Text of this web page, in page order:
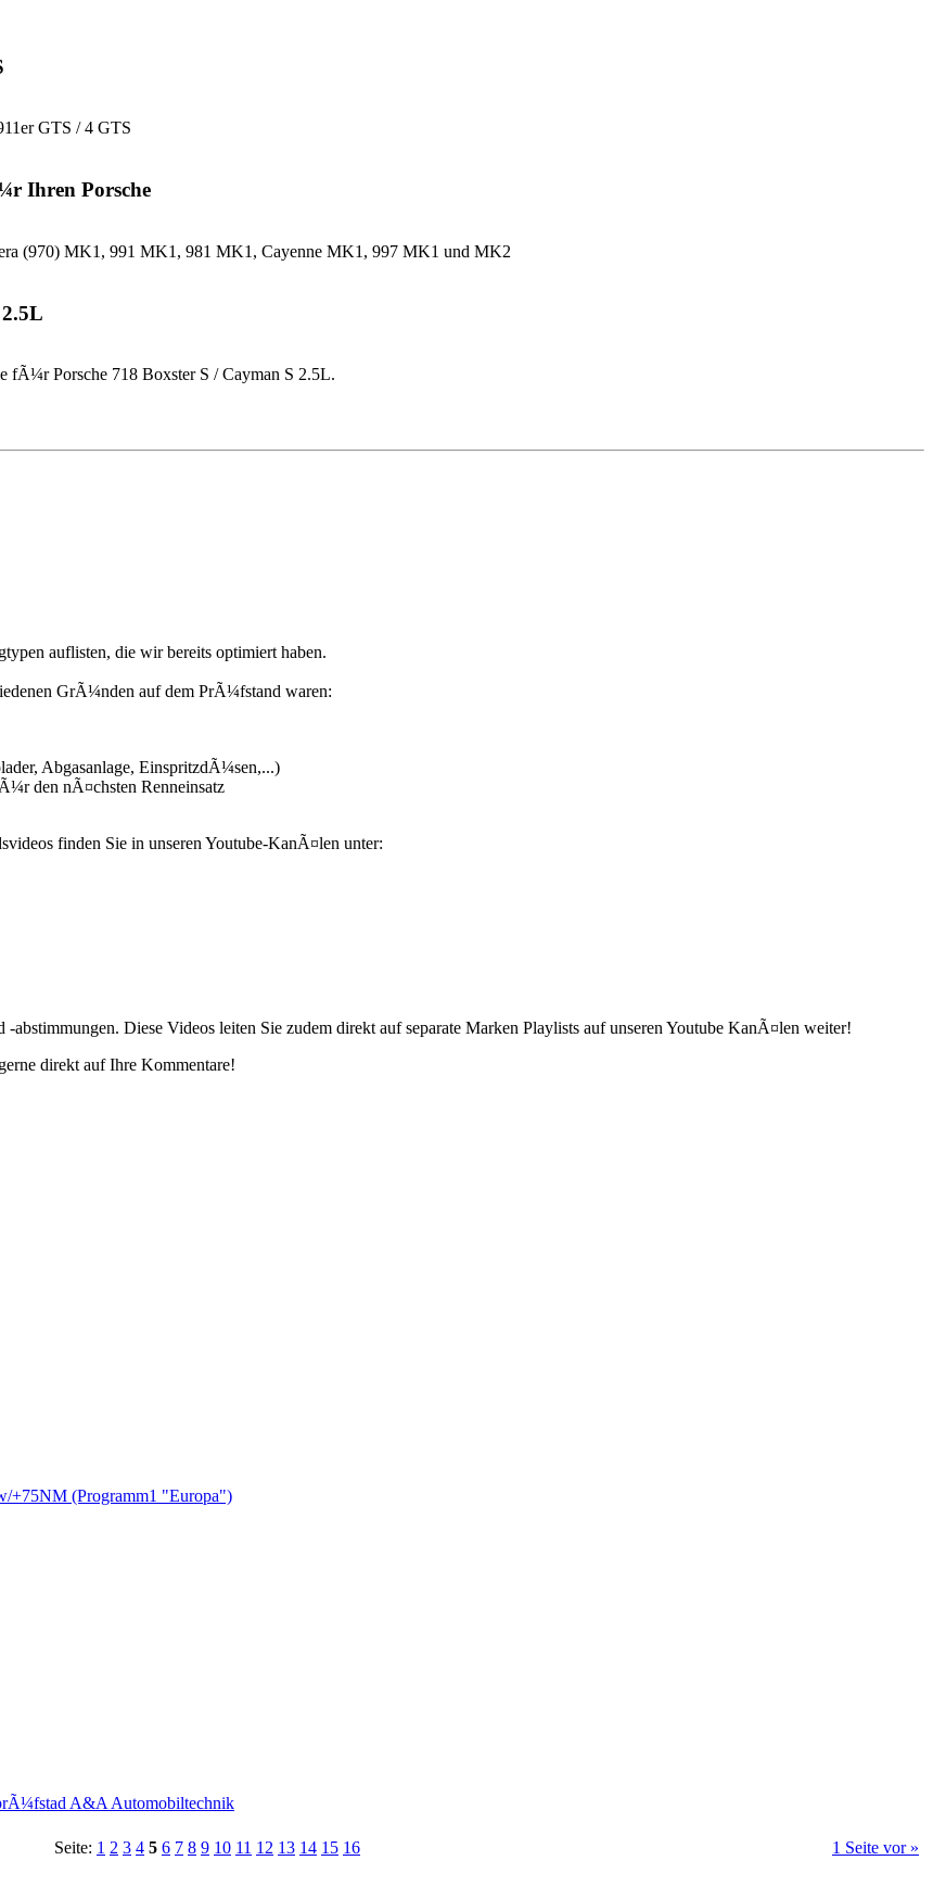
GTS / 4 GTS
Ihren Porsche
(970) MK1, 991 MK1, 981 MK1, Cayenne MK1, 997 MK1 und MK2
fÃ¼r Porsche 718 Boxster S / Cayman S 2.5L.
auflisten, die wir bereits optimiert haben.
GrÃ¼nden auf dem PrÃ¼fstand waren:
Abgasanlage, EinspritzdÃ¼sen,...)
den nÃ¤chsten Renneinsatz
finden Sie in unseren Youtube-KanÃ¤len unter:
abstimmungen. Diese Videos leiten Sie zudem direkt auf separate Marken Playlists auf unseren Youtube KanÃ¤len weiter!
direkt auf Ihre Kommentare!
+75NM (Programm1 "Europa")
A&A Automobiltechnik
Seite: 1 2 3 4 5 6 7 8 9 10 11 12 13 14 15 16 1 Seite vor »